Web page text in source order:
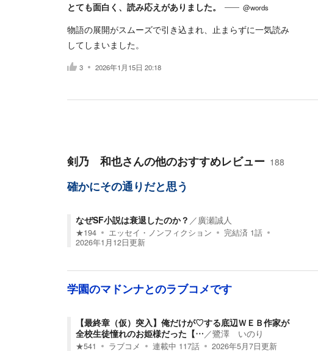
とても面白く、読み応えがありました。
@words
物語の展開がスムーズで引き込まれ、止まらずに一気読み
してしまいました。
3 2026年1月15日 20:18
剣乃 和也さんの他のおすすめレビュー 188
確かにその通りだと思う
なぜSF小説は衰退したのか？ ／廣瀬誠人
★194 エッセイ・ノンフィクション 完結済 1話
2026年1月12日更新
学園のマドンナとのラブコメです
【最終章（仮）突入】俺だけが♡する底辺ＷＥＢ作家が
全校生徒憧れのお姫様だった【…／鷺澤 いのり
★541 ラブコメ 連載中 117話 2026年5月7日更新